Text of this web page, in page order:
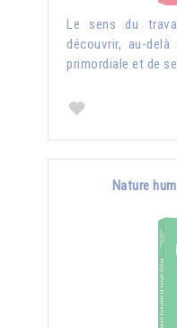
Le sens du
découvrir, au-
primordiale et de
Nature